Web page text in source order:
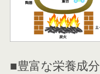
■豊富な栄養成分